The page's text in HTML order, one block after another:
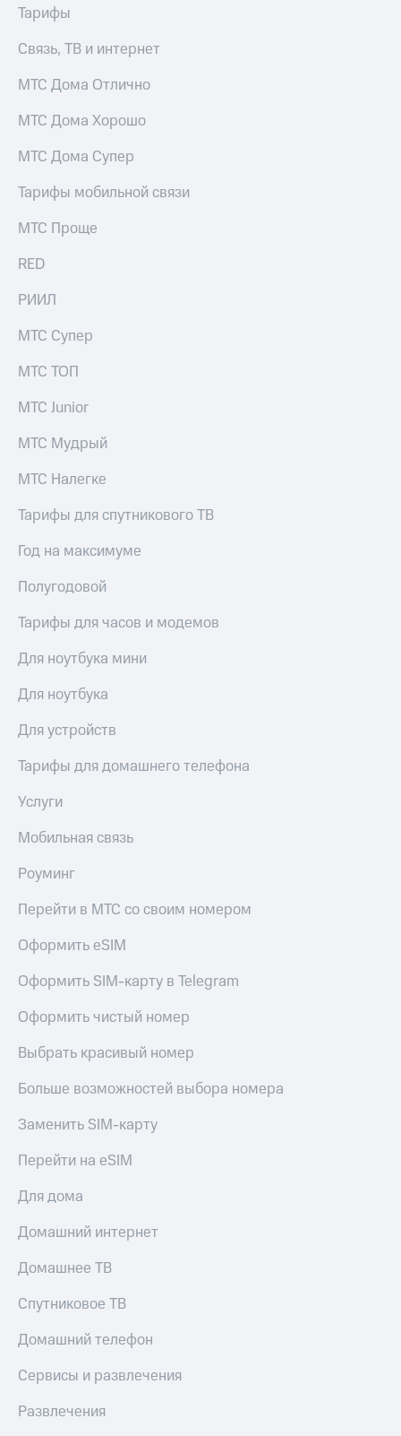
МТС
Все
Финансы
Инвестиции
полисов
Скидка 30%
МТС
МТС
Накопления
Откладывайте
деньги
и получайте
доход 15%
Платежи
и
переводы
Пополнить
МТС
Настройки
номер
Оплата
и
ТВ
Переводы
телефона
по QR-
за границей
магазин
Наушники
и
Умные
часы
и
дом
МТС
Накопления
деньги
и получайте
доход 15%
Акции
Условия
пополнения
Скидка
РИИЛ
дешевле
с карты
товаров
Скидки
на смартфоны
при
со связью
Тарифы
Связь, ТВ и интернет
МТС Дома Отлично
МТС Дома Хорошо
МТС Дома Супер
Тарифы мобильной связи
МТС Проще
RED
РИИЛ
МТС Супер
МТС ТОП
МТС Junior
МТС Мудрый
МТС Налегке
Тарифы для спутникового ТВ
Год на максимуме
Полугодовой
Тарифы для часов и модемов
Для ноутбука мини
Для ноутбука
Для устройств
Тарифы для домашнего телефона
Услуги
Мобильная связь
Роуминг
Перейти в МТС со своим номером
Оформить eSIM
Оформить SIM-карту в Telegram
Оформить чистый номер
Выбрать красивый номер
Больше возможностей выбора номера
Заменить SIM-карту
Перейти на eSIM
Для дома
Домашний интернет
Домашнее ТВ
Спутниковое ТВ
Домашний телефон
Сервисы и развлечения
Развлечения